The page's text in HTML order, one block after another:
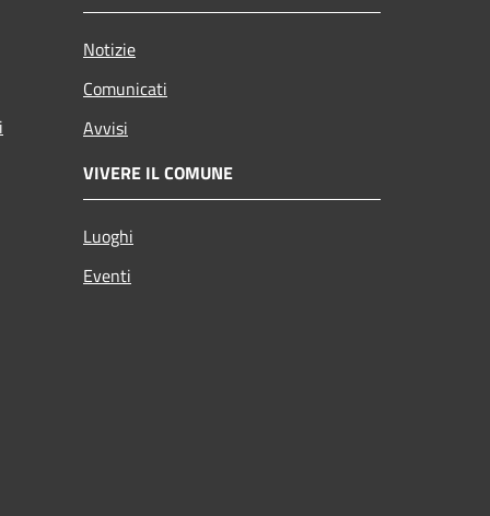
Notizie
Comunicati
Avvisi
VIVERE IL COMUNE
Luoghi
Eventi